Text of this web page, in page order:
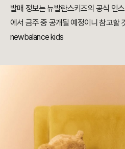
발매 정보는 뉴발란스키즈의 공식 인
에서 금주 중 공개될 예정이니 참고
newbalance kids